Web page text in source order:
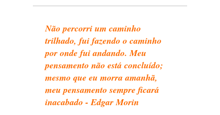
Não percorri um caminho
trilhado, fui fazendo o caminho
por onde fui andando. Meu
pensamento não está concluído;
mesmo que eu morra amanhã,
meu pensamento sempre ficará
inacabado - Edgar Morin